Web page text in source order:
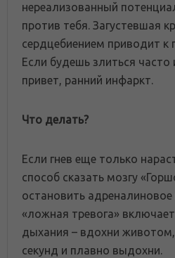
нереализованный
против тебя. Загустевшая
сердцебиением приводит к
Если будешь злиться часто
привет, ранний инфаркт.
Что делать?
Если гнев еще только
способ сказать мозгу
остановить адреналиновое
«ложная тревога»
дыхания – вдохни
секунд и плавно выдохни.